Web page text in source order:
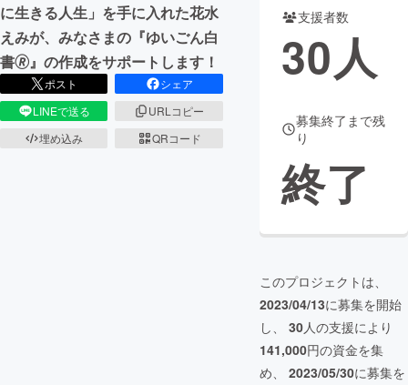
に生きる人生」を手に入れた花水
えみが、みなさまの『ゆいごん白
書🄬』の作成をサポートします！
ポスト
シェア
LINEで送る
URLコピー
埋め込み
QRコード
支援者数
30人
募集終了まで残
り
終了
このプロジェクトは、
2023/04/13に募集を開始
し、 30人の支援により
141,000円の資金を集
め、 2023/05/30に募集を